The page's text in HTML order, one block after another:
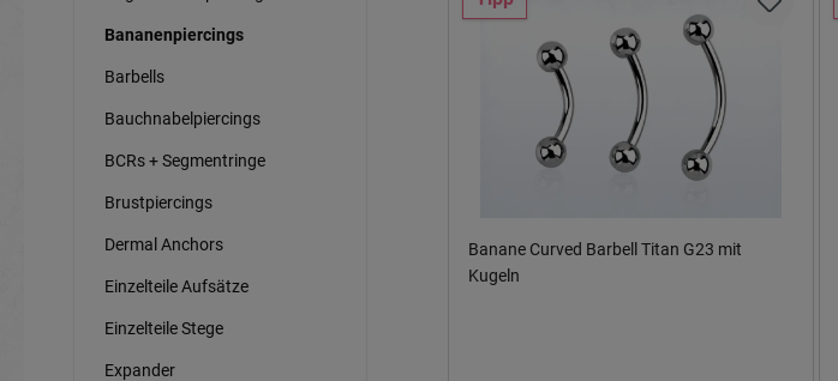
Bananenpiercings
Barbells
Bauchnabelpiercings
BCRs + Segmentringe
Brustpiercings
Dermal Anchors
Einzelteile Aufsätze
Einzelteile Stege
Expander
Banane Curved Barbell Titan G23 mit
Kugeln